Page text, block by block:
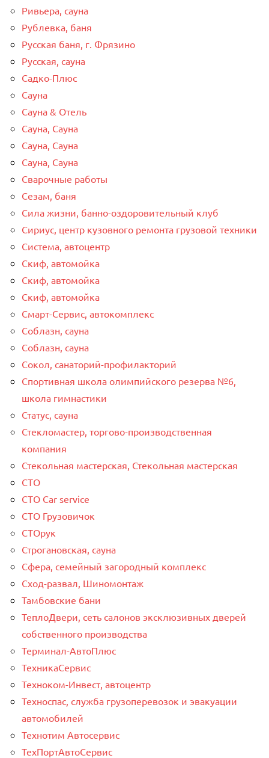
Ривьера, сауна
Рублевка, баня
Русская баня, г. Фрязино
Русская, сауна
Садко-Плюс
Сауна
Сауна & Отель
Сауна, Сауна
Сауна, Сауна
Сауна, Сауна
Сварочные работы
Сезам, баня
Сила жизни, банно-оздоровительный клуб
Сириус, центр кузовного ремонта грузовой техники
Система, автоцентр
Скиф, автомойка
Скиф, автомойка
Скиф, автомойка
Смарт-Сервис, автокомплекс
Соблазн, сауна
Соблазн, сауна
Сокол, санаторий-профилакторий
Спортивная школа олимпийского резерва №6,
школа гимнастики
Статус, сауна
Стекломастер, торгово-производственная
компания
Стекольная мастерская, Стекольная мастерская
СТО
СТО Car service
СТО Грузовичок
СТОрук
Строгановская, сауна
Сфера, семейный загородный комплекс
Сход-развал, Шиномонтаж
Тамбовские бани
ТеплоДвери, сеть салонов эксклюзивных дверей
собственного производства
Терминал-АвтоПлюс
ТехникаСервис
Техноком-Инвест, автоцентр
Техноспас, служба грузоперевозок и эвакуации
автомобилей
Технотим Автосервис
ТехПортАвтоСервис